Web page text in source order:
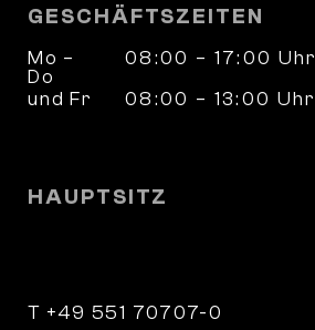
GESCHÄFTSZEITEN
Mo –
Do
08:00 – 17:00 Uhr
und Fr
08:00 – 13:00 Uhr
HAUPTSITZ
T +49 551 70707-0